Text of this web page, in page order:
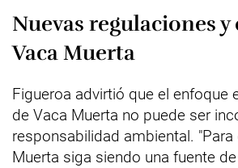
Nuevas regulaciones
Vaca Muerta
Figueroa advirtió que el enfoque
de Vaca Muerta no puede ser
responsabilidad ambiental. "Para
Muerta siga siendo una fuente